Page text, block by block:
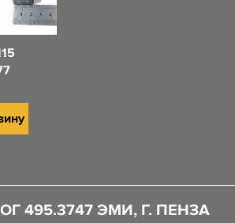
495.3747 ЭМИ, Г. ПЕНЗА